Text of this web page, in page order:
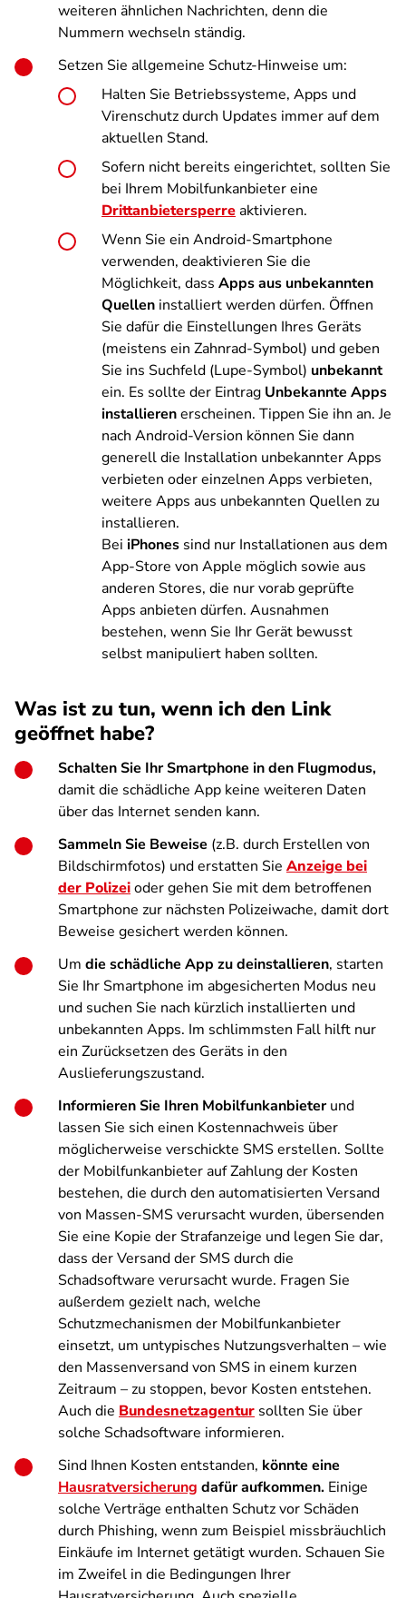
weiteren ähnlichen Nachrichten, denn die
Nummern wechseln ständig.
Setzen Sie allgemeine Schutz-Hinweise um:
Halten Sie Betriebssysteme, Apps und
Virenschutz durch Updates immer auf dem
aktuellen Stand.
Sofern nicht bereits eingerichtet, sollten Sie
bei Ihrem Mobilfunkanbieter eine
Drittanbietersperreaktivieren.
Wenn Sie ein Android-Smartphone
verwenden, deaktivieren Sie die
Möglichkeit, dass Apps aus unbekannten
Quellen installiert werden dürfen. Öffnen
Sie dafür die Einstellungen Ihres Geräts
(meistens ein Zahnrad-Symbol) und geben
Sie ins Suchfeld (Lupe-Symbol) unbekannt
ein. Es sollte der Eintrag Unbekannte Apps
installierenerscheinen. Tippen Sie ihn an. Je
nach Android-Version können Sie dann
generell die Installation unbekannter Apps
verbieten oder einzelnen Apps verbieten,
weitere Apps aus unbekannten Quellen zu
installieren.
Bei iPhones sind nur Installationen aus dem
App-Store von Apple möglich sowie aus
anderen Stores, die nur vorab geprüfte
Apps anbieten dürfen. Ausnahmen
bestehen, wenn Sie Ihr Gerät bewusst
selbst manipuliert haben sollten.
Was ist zu tun, wenn ich den Link
geöffnet habe?
Schalten Sie Ihr Smartphone in den Flugmodus,
damit die schädliche App keine weiteren Daten
über das Internet senden kann.
Sammeln Sie Beweise (z.B. durch Erstellen von
Bildschirmfotos) und erstatten Sie Anzeige bei
der Polizeioder gehen Sie mit dem betroffenen
Smartphone zur nächsten Polizeiwache, damit dort
Beweise gesichert werden können.
Um die schädliche App zu deinstallieren, starten
Sie Ihr Smartphone im abgesicherten Modus neu
und suchen Sie nach kürzlich installierten und
unbekannten Apps. Im schlimmsten Fall hilft nur
ein Zurücksetzen des Geräts in den
Auslieferungszustand.
Informieren Sie Ihren Mobilfunkanbieterund
lassen Sie sich einen Kostennachweis über
möglicherweise verschickte SMS erstellen. Sollte
der Mobilfunkanbieter auf Zahlung der Kosten
bestehen, die durch den automatisierten Versand
von Massen-SMS verursacht wurden, übersenden
Sie eine Kopie der Strafanzeige und legen Sie dar,
dass der Versand der SMS durch die
Schadsoftware verursacht wurde. Fragen Sie
außerdem gezielt nach, welche
Schutzmechanismen der Mobilfunkanbieter
einsetzt, um untypisches Nutzungsverhalten – wie
den Massenversand von SMS in einem kurzen
Zeitraum – zu stoppen, bevor Kosten entstehen.
Auch die Bundesnetzagentur sollten Sie über
solche Schadsoftware informieren.
Sind Ihnen Kosten entstanden, könnte eine
Hausratversicherung dafür aufkommen. Einige
solche Verträge enthalten Schutz vor Schäden
durch Phishing, wenn zum Beispiel missbräuchlich
Einkäufe im Internet getätigt wurden. Schauen Sie
im Zweifel in die Bedingungen Ihrer